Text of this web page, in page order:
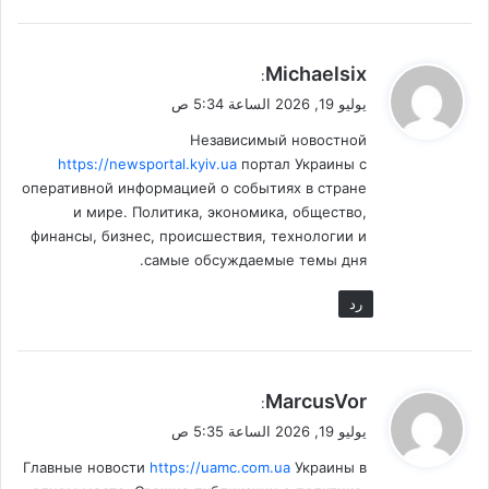
ي
ل
Michaelsix
:
يوليو 19, 2026 الساعة 5:34 ص
Независимый новостной
https://newsportal.kyiv.ua портал Украины с
оперативной информацией о событиях в стране
и мире. Политика, экономика, общество,
финансы, бизнес, происшествия, технологии и
самые обсуждаемые темы дня.
رد
ي
ل
MarcusVor
:
يوليو 19, 2026 الساعة 5:35 ص
Главные новости https://uamc.com.ua Украины в